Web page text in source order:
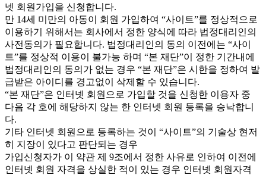
넷 회원가입을 신청합니다.
만 14세 미만의 아동이 회원 가입하여 “사이트”를 정상적으로
이용하기 위해서는 회사에서 정한 양식에 따라 법정대리인의
사전동의가 필요합니다. 법정대리인의 동의 이전에는 “사이
트”를 정상적 이용이 불가능 하며 “본 재단”이 정한 기간내에
법정대리인의 동의가 없는 경우 “본 재단”은 시한을 정하여 발
급받은 아이디를 경고없이 삭제할 수 있습니다.
“본 재단”은 인터넷 회원으로 가입할 것을 신청한 이용자 중
다음 각 호에 해당하지 않는 한 인터넷 회원 등록을 승낙합니
다.
기타 인터넷 회원으로 등록하는 것이 “사이트”의 기술상 현저
히 지장이 있다고 판단되는 경우
가입신청자가 이 약관 제 9조에서 정한 사유로 인하여 이전에
인터넷 회원 자격을 상실한 적이 있는 경우 인터넷 회원자격